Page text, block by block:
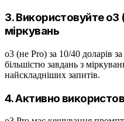
3. Використовуйте o3
міркувань
o3 (не Pro) за 10/40 доларів
більшістю завдань з
найскладніших запитів.
4. Активно